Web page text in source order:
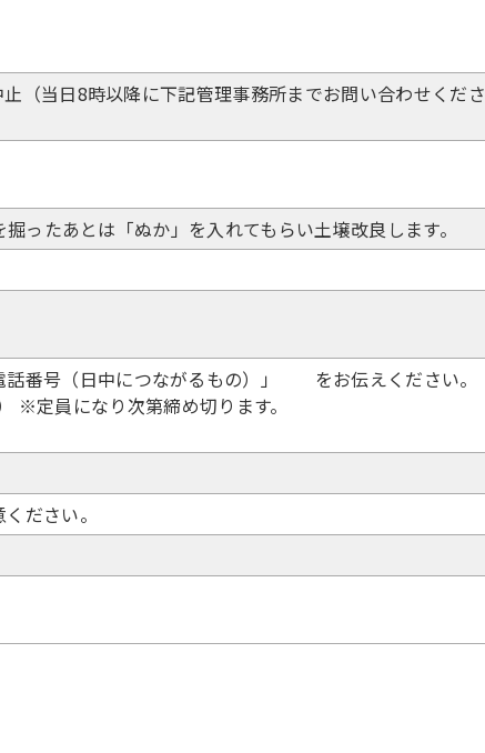
（当日8時以降に下記管理事務所までお問い合わせくださ
たあとは「ぬか」を入れてもらい土壌改良します。
号（日中につながるもの）」 をお伝えください。
定員になり次第締め切ります。
ださい。